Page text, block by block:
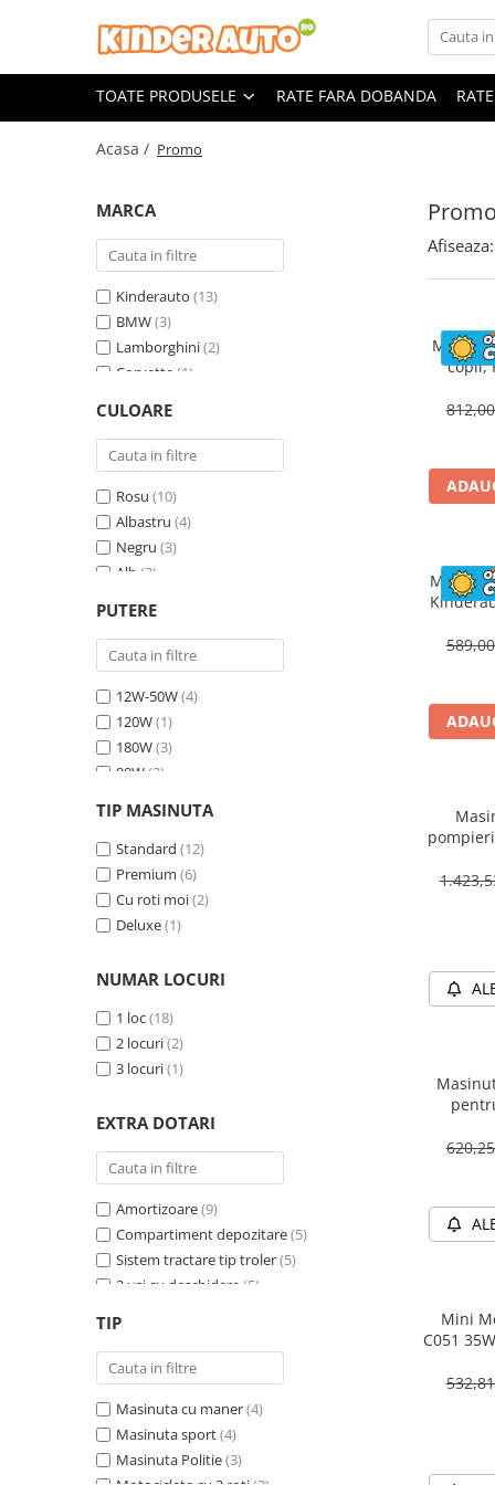
Toate Produsele
Produse in stoc
Masinute electrice
ATV & UTV Electrice
Vehicule electrice adulti
Vehicule speciale copii
Motociclete Drift-Trike
Masinute electrice Mercedes
Masinute electrice tip SUV
Piese & Accesorii
Jucarii RC cu telecomanda
TOATE PRODUSELE RATE FARA DOBANDA
Acasa / Promo
Promo
MARCA
Kinderauto (13)
BMW(3)
Lamborghini(2)
Corvette (1)
Mercedes
CULOARE
Rosu (10)
Albastru (4)
Negru (3)
Alb (2)
Galben
PUTERE
12W-50W(4)
120W(1)
180W(3)
90W (3)
30W (1)
60W(2)
TIP MASINUTA
Standard (12)
Premium (6)
Cu roti moi(2)
Deluxe(1)
NUMAR LOCURI
1 loc(18)
2 locuri(2)
3 locuri(1)
EXTRA DOTARI
Amortizoare(9)
Compartiment depozitare(5)
Sistem tractare tip troler(5)
2 usi cu deschidere (5)
Schimbator viteza
Bluetooth(4)
Baterie detasabila(3)
Megafon (2)
4X4 (2)
TIP
Masinuta cu maner(4)
Masinuta sport(4)
Masinuta Politie(3)
Afiseaza:
copii,
Mini
C051